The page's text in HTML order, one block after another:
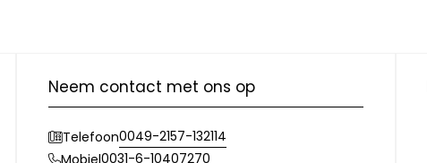
Neem contact met ons op
Telefoon0049-2157-132114
Mobiel0031-6-10407270